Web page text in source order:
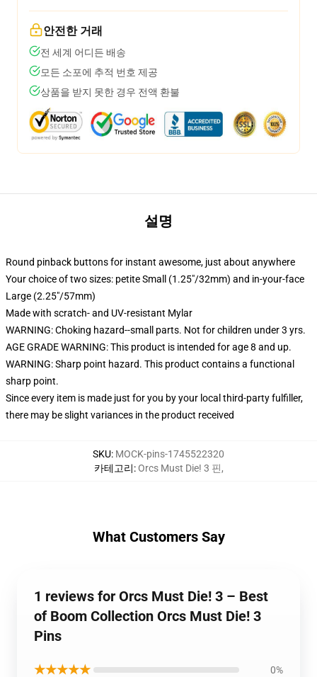
안전한 거래
전 세계 어디든 배송
모든 소포에 추적 번호 제공
상품을 받지 못한 경우 전액 환불
설명
Round pinback buttons for instant awesome, just about anywhere
Your choice of two sizes: petite Small (1.25"/32mm) and in-your-face
Large (2.25"/57mm)
Made with scratch- and UV-resistant Mylar
WARNING: Choking hazard--small parts. Not for children under 3 yrs.
AGE GRADE WARNING: This product is intended for age 8 and up.
WARNING: Sharp point hazard. This product contains a functional
sharp point.
Since every item is made just for you by your local third-party fulfiller,
there may be slight variances in the product received
SKU: MOCK-pins-1745522320
카테고리:Orcs Must Die! 3 핀,
What Customers Say
1 reviews for Orcs Must Die! 3 – Best
of Boom Collection Orcs Must Die! 3
Pins
★★★★★ 0%